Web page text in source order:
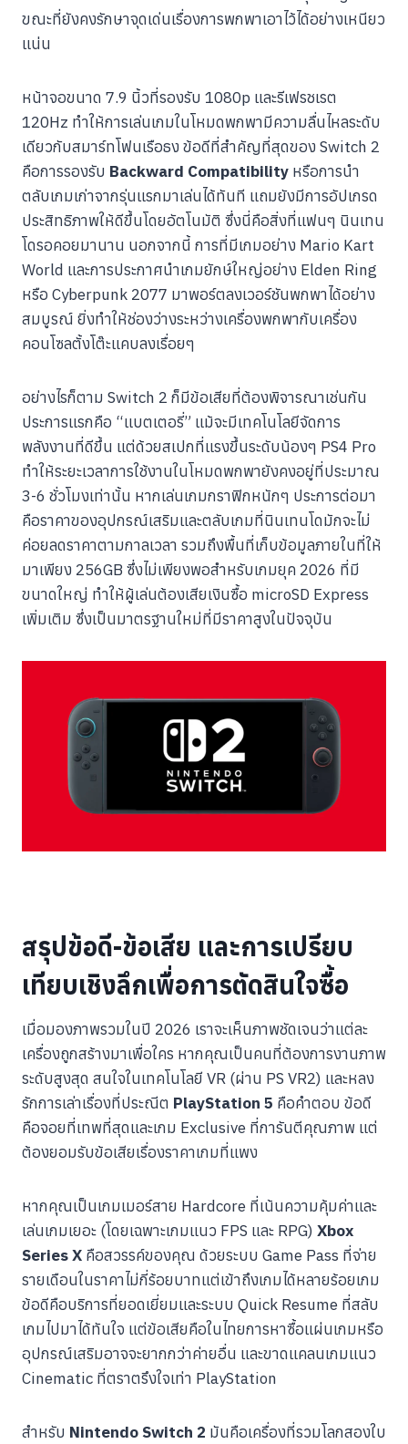
ขณะที่ยังคงรักษาจุดเด่นเรื่องการพกพาเอาไว้ได้อย่างเหนียว
แน่น
หน้าจอขนาด 7.9 นิ้วที่รองรับ 1080p และรีเฟรชเรต
120Hz ทำให้การเล่นเกมในโหมดพกพามีความลื่นไหลระดับ
เดียวกับสมาร์ทโฟนเรือธง ข้อดีที่สำคัญที่สุดของ Switch 2
คือการรองรับ Backward Compatibility หรือการนำ
ตลับเกมเก่าจากรุ่นแรกมาเล่นได้ทันที แถมยังมีการอัปเกรด
ประสิทธิภาพให้ดีขึ้นโดยอัตโนมัติ ซึ่งนี่คือสิ่งที่แฟนๆ นินเทน
โดรอคอยมานาน นอกจากนี้ การที่มีเกมอย่าง Mario Kart
World และการประกาศนำเกมยักษ์ใหญ่อย่าง Elden Ring
หรือ Cyberpunk 2077 มาพอร์ตลงเวอร์ชันพกพาได้อย่าง
สมบูรณ์ ยิ่งทำให้ช่องว่างระหว่างเครื่องพกพากับเครื่อง
คอนโซลตั้งโต๊ะแคบลงเรื่อยๆ
อย่างไรก็ตาม Switch 2 ก็มีข้อเสียที่ต้องพิจารณาเช่นกัน
ประการแรกคือ “แบตเตอรี่” แม้จะมีเทคโนโลยีจัดการ
พลังงานที่ดีขึ้น แต่ด้วยสเปกที่แรงขึ้นระดับน้องๆ PS4 Pro
ทำให้ระยะเวลาการใช้งานในโหมดพกพายังคงอยู่ที่ประมาณ
3-6 ชั่วโมงเท่านั้น หากเล่นเกมกราฟิกหนักๆ ประการต่อมา
คือราคาของอุปกรณ์เสริมและตลับเกมที่นินเทนโดมักจะไม่
ค่อยลดราคาตามกาลเวลา รวมถึงพื้นที่เก็บข้อมูลภายในที่ให้
มาเพียง 256GB ซึ่งไม่เพียงพอสำหรับเกมยุค 2026 ที่มี
ขนาดใหญ่ ทำให้ผู้เล่นต้องเสียเงินซื้อ microSD Express
เพิ่มเติม ซึ่งเป็นมาตรฐานใหม่ที่มีราคาสูงในปัจจุบัน
สรุปข้อดี-ข้อเสีย และการเปรียบ
เทียบเชิงลึกเพื่อการตัดสินใจซื้อ
เมื่อมองภาพรวมในปี 2026 เราจะเห็นภาพชัดเจนว่าแต่ละ
เครื่องถูกสร้างมาเพื่อใคร หากคุณเป็นคนที่ต้องการงานภาพ
ระดับสูงสุด สนใจในเทคโนโลยี VR (ผ่าน PS VR2) และหลง
รักการเล่าเรื่องที่ประณีต PlayStation 5 คือคำตอบ ข้อดี
คือจอยที่เทพที่สุดและเกม Exclusive ที่การันตีคุณภาพ แต่
ต้องยอมรับข้อเสียเรื่องราคาเกมที่แพง
หากคุณเป็นเกมเมอร์สาย Hardcore ที่เน้นความคุ้มค่าและ
เล่นเกมเยอะ (โดยเฉพาะเกมแนว FPS และ RPG) Xbox
Series X คือสวรรค์ของคุณ ด้วยระบบ Game Pass ที่จ่าย
รายเดือนในราคาไม่กี่ร้อยบาทแต่เข้าถึงเกมได้หลายร้อยเกม
ข้อดีคือบริการที่ยอดเยี่ยมและระบบ Quick Resume ที่สลับ
เกมไปมาได้ทันใจ แต่ข้อเสียคือในไทยการหาซื้อแผ่นเกมหรือ
อุปกรณ์เสริมอาจจะยากกว่าค่ายอื่น และขาดแคลนเกมแนว
Cinematic ที่ตราตรึงใจเท่า PlayStation
สำหรับ Nintendo Switch 2 มันคือเครื่องที่รวมโลกสองใบ